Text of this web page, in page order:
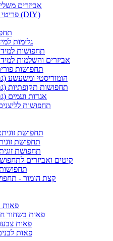
אביזרים
פריטי לבוש ובסיס לתחפושות (DIY)
גלימות
תחפושות
אביזרים והשלמות
תחפושות
הומוריסטי ומשעשע
תחפושות תקופתיות
אגדות ועמים
תחפושות
תחפושת
תחפושת
תחפושת
קיטים ואביזרים
קצת הומור -
פאות
פאות בשחור
פאות
פאות